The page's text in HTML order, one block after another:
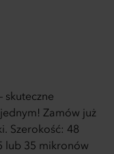
skuteczne
Zamów już
Szerokość: 48
lub 35 mikronów